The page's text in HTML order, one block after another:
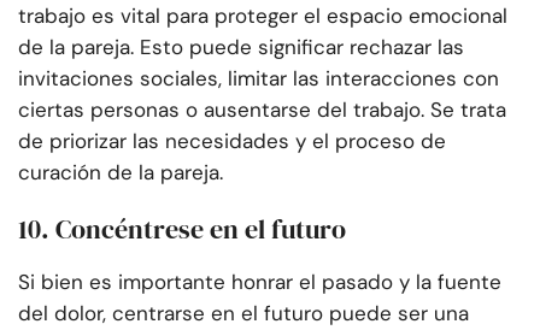
trabajo es vital para proteger el espacio emocional
de la pareja. Esto puede significar rechazar las
invitaciones sociales, limitar las interacciones con
ciertas personas o ausentarse del trabajo. Se trata
de priorizar las necesidades y el proceso de
curación de la pareja.
10. Concéntrese en el futuro
Si bien es importante honrar el pasado y la fuente
del dolor, centrarse en el futuro puede ser una